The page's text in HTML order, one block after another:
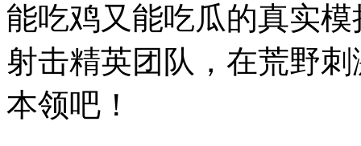
能吃鸡又能吃瓜的真实
射击精英团队，在荒野
本领吧！